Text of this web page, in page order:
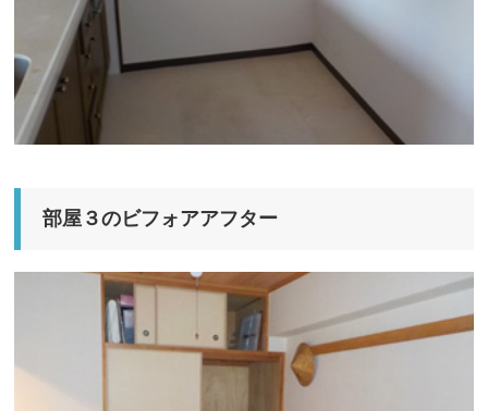
部屋３のビフォアアフター